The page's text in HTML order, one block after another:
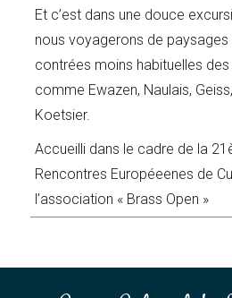
Et c’est dans une douce
nous voyagerons de paysages
contrées moins habituelles
comme Ewazen, Naulais,
Koetsier.
Accueilli dans le cadre de la
Rencontres Européeenes de
l’association « Brass Open »